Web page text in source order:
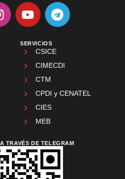
SERVICIOS
CSICE
CIMECDI
CTM
CPDI y CENATEL
CIES
MEB
TRAVÉS DE TELEGRAM